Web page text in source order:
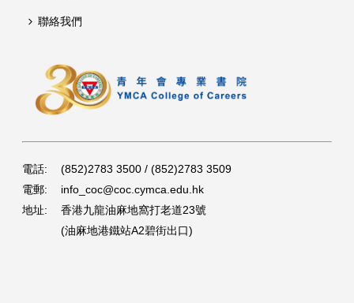
聯絡我們
電話:
(852)2783 3500 / (852)2783 3509
電郵:
info_coc@coc.cymca.edu.hk
地址:
香港九龍油麻地窩打老道23號
(油麻地港鐵站A2碧街出口)